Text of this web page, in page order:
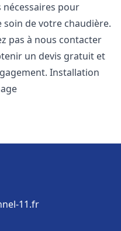
nécessaires pour
soin de votre chaudière.
pas à nous contacter
un devis gratuit et
Installation
11.fr